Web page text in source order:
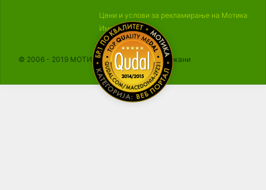
Цени и услови за рекламирање на Мотика
Импресум
© 2006 - 2019 МОТИКА, Сите права се задржани